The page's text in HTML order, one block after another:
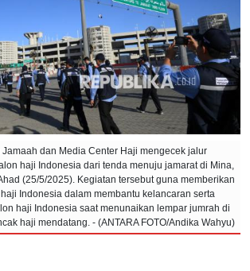
dan Media Center Haji mengecek jalur
haji Indonesia dari tenda menuju jamarat di Mina,
(25/5/2025). Kegiatan tersebut guna memberikan
Indonesia dalam membantu kelancaran serta
haji Indonesia saat menunaikan lempar jumrah di
haji mendatang. - (ANTARA FOTO/Andika Wahyu)